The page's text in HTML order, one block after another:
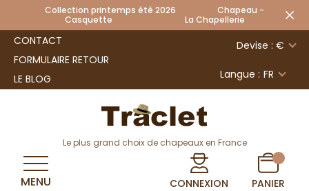
Collection printemps été 2026 Chapeau -
Casquette La Chapellerie
CONTACT
FORMULAIRE RETOUR
LE BLOG
Devise : €
Langue : FR
Le plus grand choix de chapeaux en France
CONNEXION PANIER
MENU